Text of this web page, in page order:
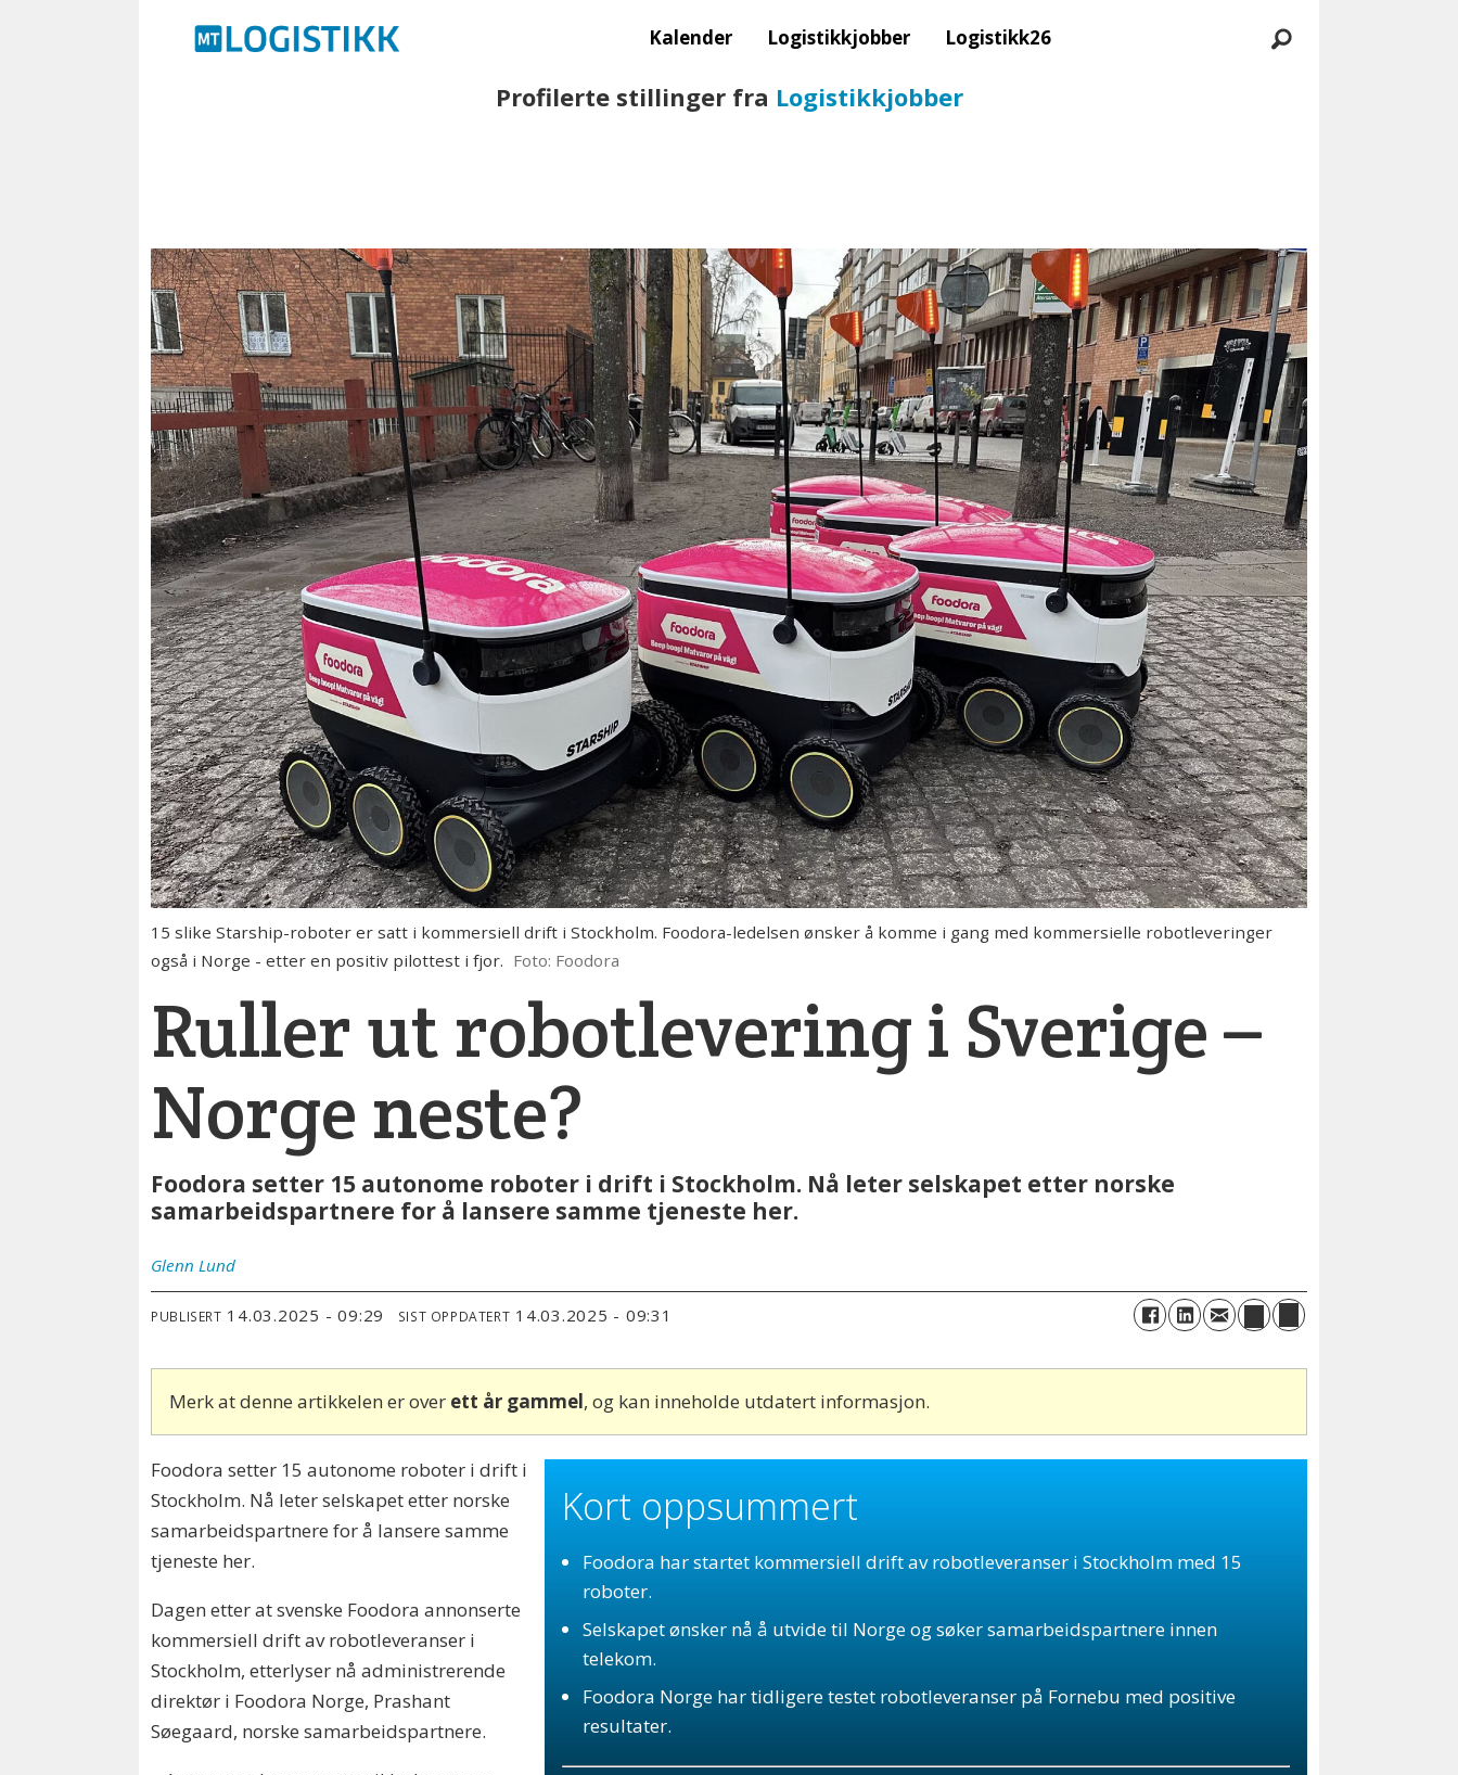
Kalender Logistikkjobber Logistikk26
Profilerte stillinger fra Logistikkjobber
15 slike Starship-roboter er satt i kommersiell drift i Stockholm. Foodora-ledelsen ønsker å komme i gang med kommersielle robotleveringer
også i Norge - etter en positiv pilottest i fjor. Foto: Foodora
Ruller ut robotlevering i Sverige –
Norge neste?
Foodora setter 15 autonome roboter i drift i Stockholm. Nå leter selskapet etter norske
samarbeidspartnere for å lansere samme tjeneste her.
Glenn Lund
PUBLISERT 14.03.2025 - 09:29 SIST OPPDATERT 14.03.2025 - 09:31
Merk at denne artikkelen er over ett år gammel, og kan inneholde utdatert informasjon.
Kort oppsummert
Foodora har startet kommersiell drift av robotleveranser i Stockholm med 15
roboter.
Selskapet ønsker nå å utvide til Norge og søker samarbeidspartnere innen
telekom.
Foodora Norge har tidligere testet robotleveranser på Fornebu med positive
resultater.
Foodora setter 15 autonome roboter i drift i
Stockholm. Nå leter selskapet etter norske
samarbeidspartnere for å lansere samme
tjeneste her.
Dagen etter at svenske Foodora annonserte
kommersiell drift av robotleveranser i
Stockholm, etterlyser nå administrerende
direktør i Foodora Norge, Prashant
Søegaard, norske samarbeidspartnere.